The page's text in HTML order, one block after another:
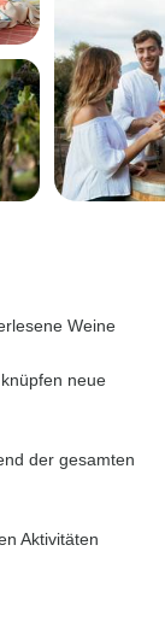
Weine
neue
der gesamten
Aktivitäten